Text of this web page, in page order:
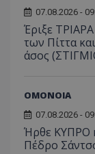
07.08.2026 -
Έριξε
των Πίττα
άσος
ΟΜΟΝΟΙΑ
07.08.2026 -
Ήρθε ΚΥΠΡΟ
Πέδρο